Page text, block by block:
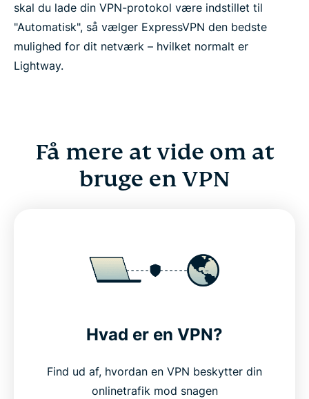
skal du lade din VPN-protokol være indstillet til
"Automatisk", så vælger ExpressVPN den bedste
mulighed for dit netværk – hvilket normalt er
Lightway.
Få mere at vide om at
bruge en VPN
Hvad er en VPN?
Find ud af, hvordan en VPN beskytter din
onlinetrafik mod snagen